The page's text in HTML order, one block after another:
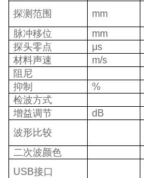
探测范围
mm
脉冲移位
mm
探头零点
μs
材料声速
m/s
阻尼
抑制
%
检波方式
增益调节
dB
波形比较
二次波颜色
USB接口